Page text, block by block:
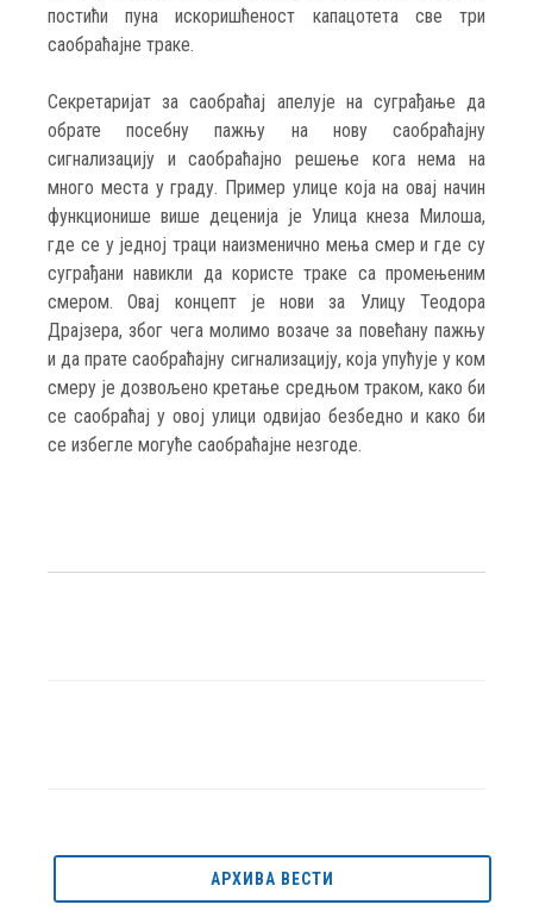
постићи пуна искоришћеност капацотета све три
саобраћајне траке.
Секретаријат за саобраћај апелује на суграђање да
обрате посебну пажњу на нову саобраћајну
сигнализацију и саобраћајно решење кога нема на
много места у граду. Пример улице која на овај начин
функционише више деценија је Улица кнеза Милоша,
где се у једној траци наизменично мења смер и где су
суграђани навикли да користе траке са промењеним
смером. Овај концепт је нови за Улицу Теодора
Драјзера, због чега молимо возаче за повећану пажњу
и да прате саобраћајну сигнализацију, која упућује у ком
смеру је дозвољено кретање средњом траком, како би
се саобраћај у овој улици одвијао безбедно и како би
се избегле могуће саобраћајне незгоде.
АРХИВА ВЕСТИ